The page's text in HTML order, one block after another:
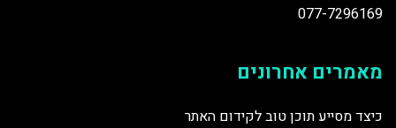
077-7296169
מאמרים אחרונים
כיצד מסייע תוכן טוב לקידום האתר